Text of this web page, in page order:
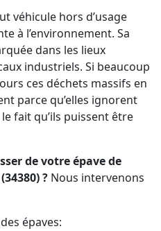
véhicule hors d’usage
à l’environnement. Sa
dans les lieux
industriels. Si beaucoup
ces déchets massifs en
parce qu’elles ignorent
fait qu’ils puissent être
de votre épave de
? Nous intervenons
épaves: